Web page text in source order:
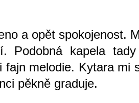
a opět spokojenost.
Podobná kapela
fajn melodie. Kytara mi
pěkně graduje.